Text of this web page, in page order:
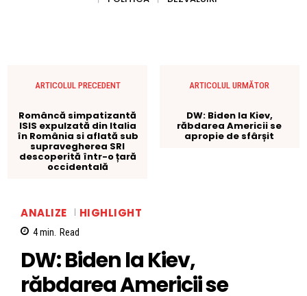
ARTICOLUL PRECEDENT
Româncă simpatizantă
ISIS expulzată din Italia
în România si aflată sub
supravegherea SRI
descoperită într-o țară
occidentală
ARTICOLUL URMĂTOR
DW: Biden la Kiev,
răbdarea Americii se
apropie de sfârșit